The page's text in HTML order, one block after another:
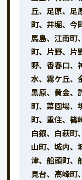
丘、足原、足
町、井堀、今
馬島、江南町
町、片野、片
野、香春口、
水、霧ケ丘、
黒原、黄金、
町、菜園場、
町、重住、篠
白銀、白萩町
山町、城内、
津、船頭町、
見台、高峰町